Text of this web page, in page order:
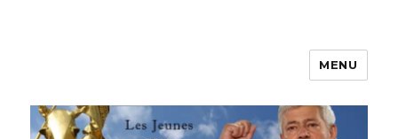
Les jeunes avec Gollnisch
MENU